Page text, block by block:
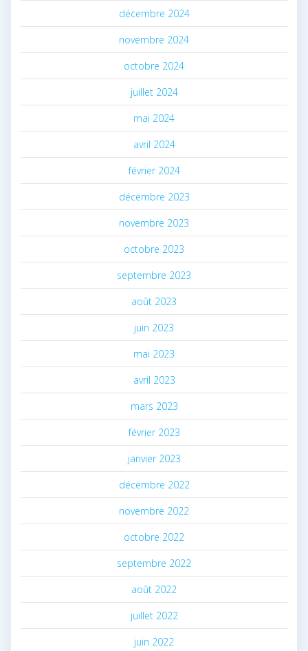
décembre 2024
novembre 2024
octobre 2024
juillet 2024
mai 2024
avril 2024
février 2024
décembre 2023
novembre 2023
octobre 2023
septembre 2023
août 2023
juin 2023
mai 2023
avril 2023
mars 2023
février 2023
janvier 2023
décembre 2022
novembre 2022
octobre 2022
septembre 2022
août 2022
juillet 2022
juin 2022